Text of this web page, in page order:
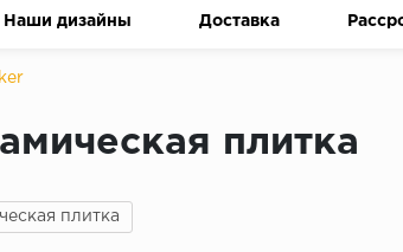
Наши дизайны Доставка
плитка
плитка